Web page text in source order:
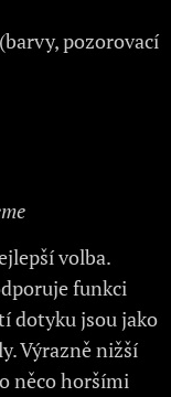
pozorovací
volba.
funkci
dotyku jsou jako
Výrazně nižší
něco horšími